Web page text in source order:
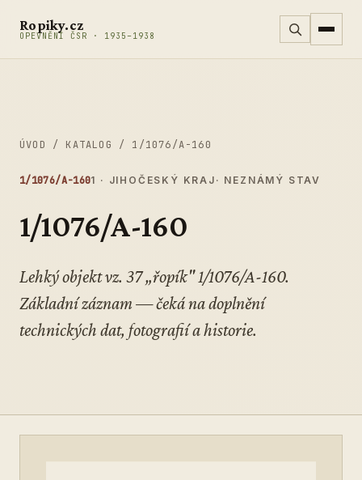
Ropiky.cz
OPEVNĚNÍ ČSR · 1935–1938
ÚVOD / KATALOG / 1/1076/A-160
1/1076/A-1601 · JIHOČESKÝ KRAJ · NEZNÁMÝ STAV
1/1076/A-160
Lehký objekt vz. 37 „řopík" 1/1076/A-160.
Základní záznam — čeká na doplnění
technických dat, fotografií a historie.